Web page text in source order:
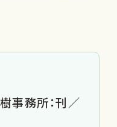
事務所：刊／